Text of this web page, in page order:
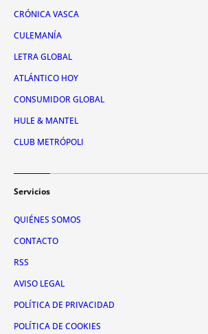
CRÓNICA VASCA
CULEMANÍA
LETRA GLOBAL
ATLÁNTICO HOY
CONSUMIDOR GLOBAL
HULE & MANTEL
CLUB METRÓPOLI
Servicios
QUIÉNES SOMOS
CONTACTO
RSS
AVISO LEGAL
POLÍTICA DE PRIVACIDAD
POLÍTICA DE COOKIES